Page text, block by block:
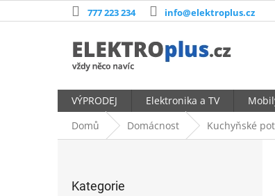
na
777 223 234 info@elektroplus.cz
VÝPRODEJ Elektronika a TV
Domů
Domácnost Kuchyňské
kategorie
Kategorie